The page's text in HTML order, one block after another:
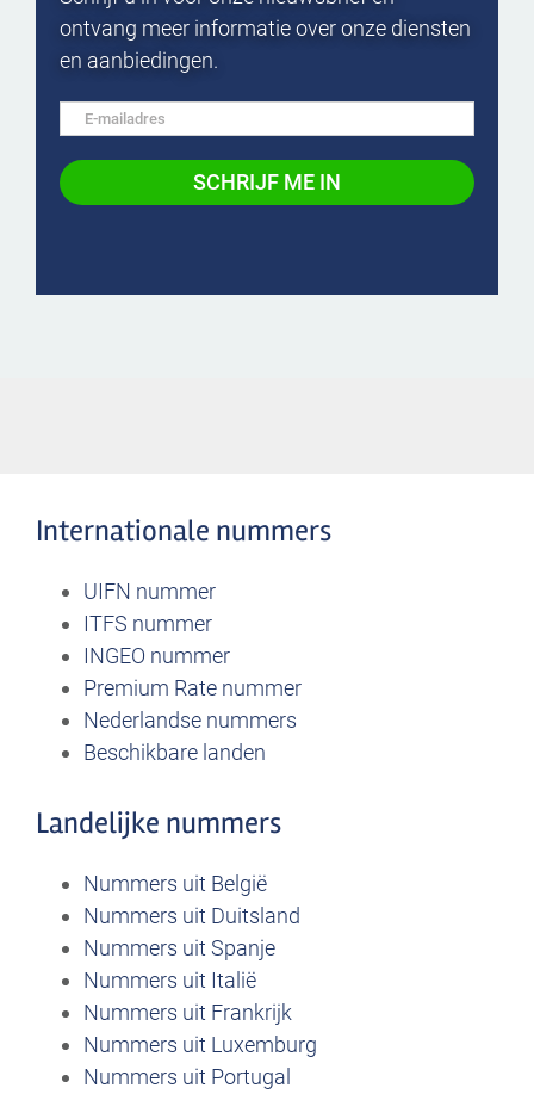
ontvang meer informatie over onze diensten
en aanbiedingen.
Internationale nummers
UIFN nummer
ITFS nummer
INGEO nummer
Premium Rate nummer
Nederlandse nummers
Beschikbare landen
Landelijke nummers
Nummers uit België
Nummers uit Duitsland
Nummers uit Spanje
Nummers uit Italië
Nummers uit Frankrijk
Nummers uit Luxemburg
Nummers uit Portugal